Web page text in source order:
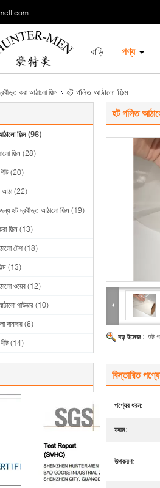
বাড়ি পণ্য
করা আঠালো ফিল্ম হট গলিত আঠালো ফিল্ম
ফিল্ম(96)
ফিল্ম (28)
(20)
আঠা(22)
জন্য হট দ্রবীভূত আঠালো ফিল্ম (19)
ফিল্ম(13)
টেপ (18)
(13)
ওয়েব(12)
পাউডার(10)
(6)
(14)
হট গলিত
বড় ইমেজ : হট
বিস্তারিত
পণ্যের ধরন:
ফরম:
উপকরণ: